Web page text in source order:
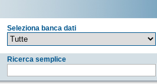
Seleziona banca dati
Ricerca semplice